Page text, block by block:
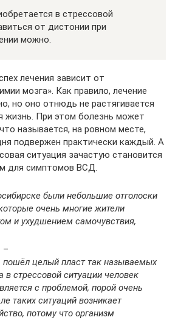
в стрессовой
от дистонии при
можно.
лечения зависит от
мозга». Как правило, лечение
но оно отнюдь не растягивается
жизнь. При этом болезнь может
называется, на ровном месте,
подвержен практически каждый. А
ситуация зачастую становится
для симптомов ВСД.
были небольшие отголоски
очень многие жители
и ухудшением самочувствия,
–
пошёл целый пласт так называемых
в стрессовой ситуации человек
с проблемой, порой очень
таких ситуаций возникает
потому что организм